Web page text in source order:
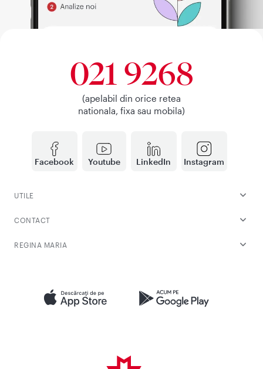
Facebook Youtube LinkedIn Instagram
021 9268
(apelabil din orice retea
nationala, fixa sau mobila)
UTILE
CONTACT
REGINA MARIA